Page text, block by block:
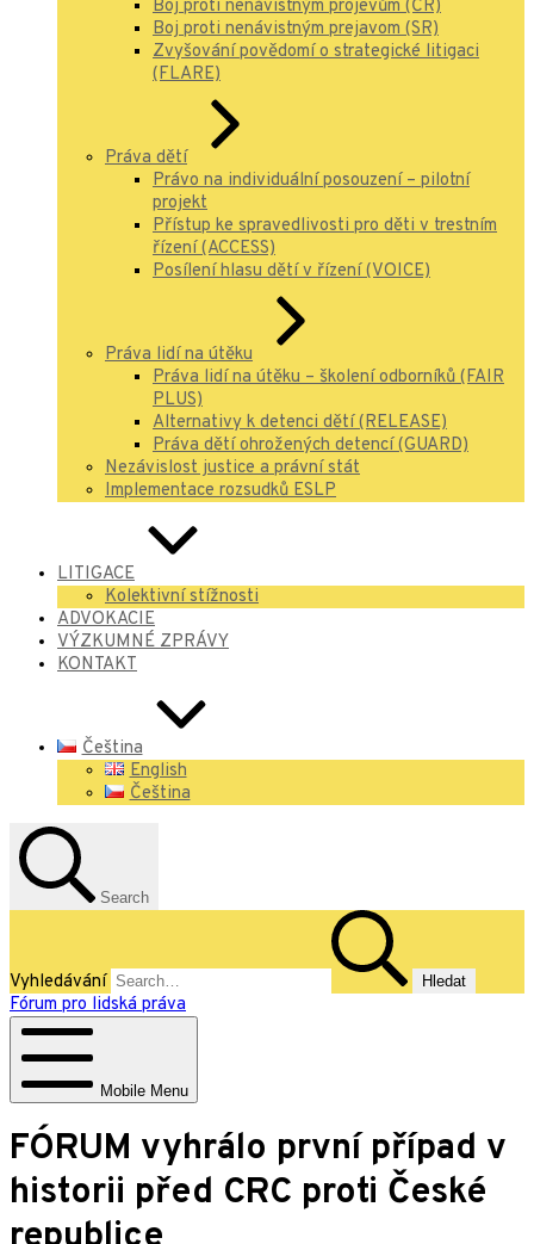
Boj proti nenávistným projevům (ČR)
Boj proti nenávistným prejavom (SR)
Zvyšování povědomí o strategické litigaci
(FLARE)
Práva dětí
Právo na individuální posouzení – pilotní
projekt
Přístup ke spravedlivosti pro děti v trestním
řízení (ACCESS)
Posílení hlasu dětí v řízení (VOICE)
Práva lidí na útěku
Práva lidí na útěku – školení odborníků (FAIR
PLUS)
Alternativy k detenci dětí (RELEASE)
Práva dětí ohrožených detencí (GUARD)
Nezávislost justice a právní stát
Implementace rozsudků ESLP
LITIGACE
Kolektivní stížnosti
ADVOKACIE
VÝZKUMNÉ ZPRÁVY
KONTAKT
Čeština
English
Čeština
Search
Vyhledávání
Fórum pro lidská práva
Mobile Menu
FÓRUM vyhrálo první případ v
historii před CRC proti České